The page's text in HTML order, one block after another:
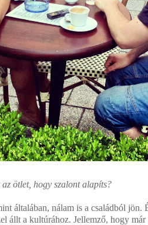
ötlet, hogy szalont alapíts?
általában, nálam is a családból jön.
állt a kultúrához. Jellemző, hogy már